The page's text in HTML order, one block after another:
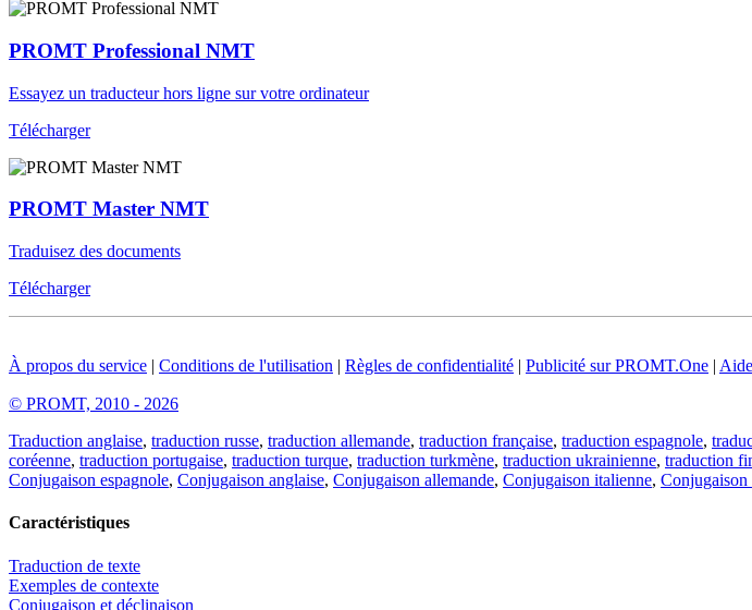
PROMT Professional NMT
Essayez un traducteur hors ligne sur votre ordinateur
Télécharger
PROMT Master NMT
Traduisez des documents
Télécharger
À propos du service | Conditions de l'utilisation | Règles de confidentialité | Publicité sur PROMT.One |
© PROMT, 2010 - 2026
Traduction anglaise, traduction russe, traduction allemande, traduction française, traduction espagnole,
coréenne, traduction portugaise, traduction turque, traduction turkmène, traduction ukrainienne, traduction
Conjugaison espagnole, Conjugaison anglaise, Conjugaison allemande, Conjugaison italienne, Conjugaison
Caractéristiques
Traduction de texte
Exemples de contexte
Conjugaison et déclinaison